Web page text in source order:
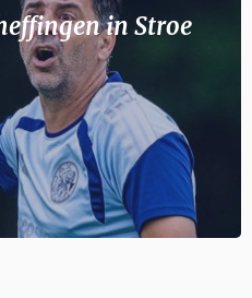
in Stroe